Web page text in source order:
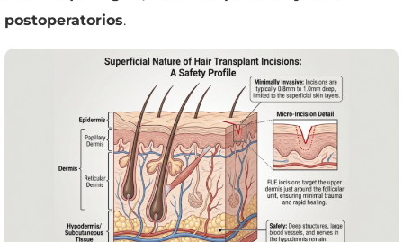
postoperatorios.